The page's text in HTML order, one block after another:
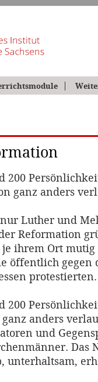
200
ganz anders
Luther und
Reformation
je ihrem Ort
öffentlich gegen
protestierten.
200
anders
und
Das
unterhaltsam,